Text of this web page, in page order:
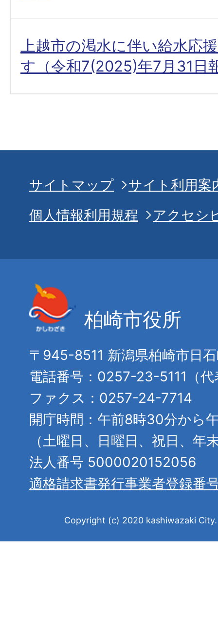
上越市の渇水に伴い給水応
す（令和7(2025)年7月31日
サイトマップ
サイト利用案
個人情報利用規程
アクセシ
柏崎市役所
〒945-8511 新潟県柏崎市日
電話番号：0257-23-5111（代
ファクス：0257-24-7714
開庁時間：午前8時30分から
（土曜日、日曜日、祝日、年
法人番号 5000020152056
適格請求書発行事業者登録番
Copyright (c) 2020 kashiwazaki